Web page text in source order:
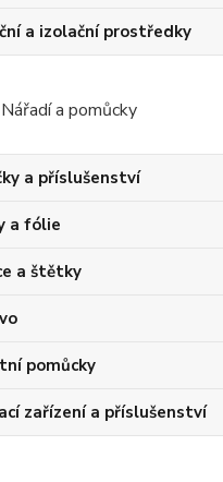
a izolační prostředky
Nářadí a pomůcky
a příslušenství
a fólie
a štětky
pomůcky
zařízení a příslušenství